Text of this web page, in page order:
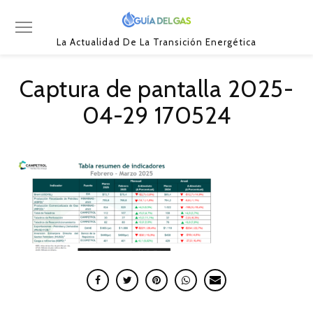
La Actualidad De La Transición Energética
Captura de pantalla 2025-
04-29 170524